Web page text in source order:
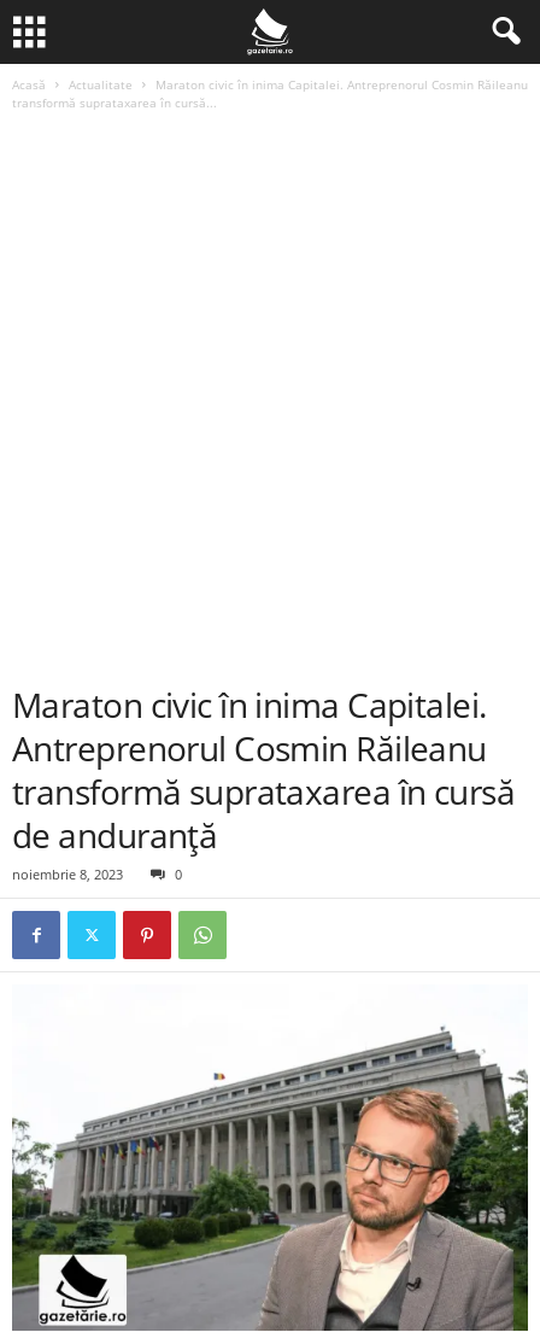
Acasă Actualitate
Maraton civic în inima Capitalei. Antreprenorul Cosmin Răileanu
transformă suprataxarea în cursă...
Maraton civic în inima Capitalei.
Antreprenorul Cosmin Răileanu
transformă suprataxarea în cursă
de anduranță
noiembrie 8, 2023 0